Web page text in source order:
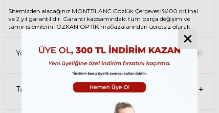
Sitemizden alacağınız MONTBLANC Gözlük Çerçevesi %100 orijinal
ve 2 yıl garantilidir. Garanti kapsamındaki tüm parça değişim ve
tamir işlemlerini ÖZKAN OPTİK mağazalarından ücretsiz olarak
Garanti kapsamı dışındaki tüm parça değişim ve tamir işlemleri için
parça ücreti karşılığında ömür boyu Özkan Optik mağazalarından
destek alabilirsiniz ya da
destek@ozkanoptik.com
Yorumlar 0
Tavsiye Et